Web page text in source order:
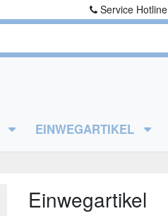
Service Hotline
EINWEGARTIKEL
Einwegartikel